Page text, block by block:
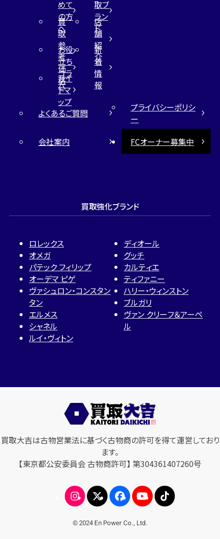
めて
の方
へ
取ブ
ラン
ド
買
取
参
考
価
格
店
舗
紹
介
お役
立ち
コラ
ム
新
着
情
報
サイ
トマ
ップ
よくあるご質問
プライバシーポリシ
ー
会社案内
FCオーナー募集中
買取強化ブランド
ロレックス
オメガ
パテック フィリップ
オーデマ ピゲ
ヴァシュロン・コンスタン
タン
エルメス
シャネル
ルイ・ヴィトン
ディオール
グッチ
カルティエ
ティファニー
ハリー・ウィンストン
ブルガリ
ヴァン クリーフ＆アーペ
ル
買取大吉は古物営業法に基づく古物商の許可を得て運営しており
ます。
【東京都公安委員会 古物商許可】 第304361407260号
© 2024 En Power Co., Ltd.